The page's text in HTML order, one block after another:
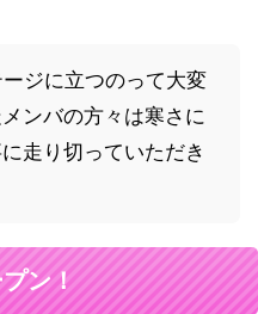
ジに立つのって大変
ンバの方々は寒さに
走り切っていただき
ン！